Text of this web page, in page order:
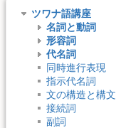
ツワナ語講座
名詞と動詞
形容詞
代名詞
同時進行表現
指示代名詞
文の構造と構文
接続詞
副詞